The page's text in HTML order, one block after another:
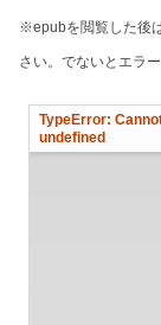
※epubを閲覧した後
さい。でないとエラ